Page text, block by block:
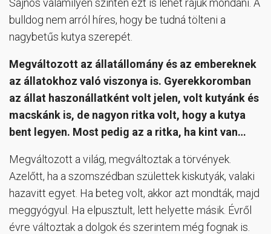
Sajnos valamilyen szinten ezt is lehet rájuk mondani. A
bulldog nem arról híres, hogy be tudná tölteni a
nagybetűs kutya szerepét.
Megváltozott az állatállomány és az embereknek
az állatokhoz való viszonya is. Gyerekkoromban
az állat haszonállatként volt jelen, volt kutyánk és
macskánk is, de nagyon ritka volt, hogy a kutya
bent legyen. Most pedig az a ritka, ha kint van…
Megváltozott a világ, megváltoztak a törvények.
Azelőtt, ha a szomszédban születtek kiskutyák, valaki
hazavitt egyet. Ha beteg volt, akkor azt mondták, majd
meggyógyul. Ha elpusztult, lett helyette másik. Évről
évre változtak a dolgok és szerintem még fognak is.